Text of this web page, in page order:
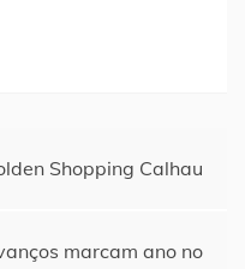
Shopping Calhau
marcam ano no